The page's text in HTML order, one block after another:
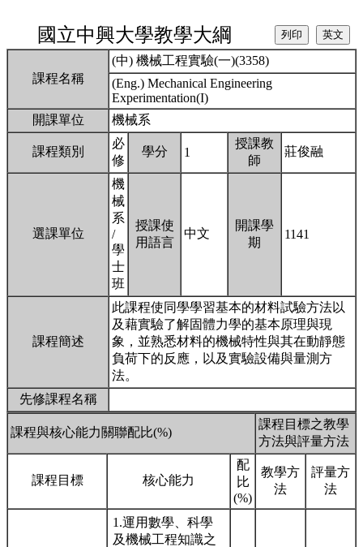
國立中興大學教學大綱
課程名稱
(中) 機械工程實驗(一)(3358)
(Eng.) Mechanical Engineering
Experimentation(I)
開課單位
機械系
課程類別
必
修
學分 1
授課教
師
莊俊融
選課單位
機
械
系
/
學
士
班
授課使
用語言
中文
開課學
期
1141
課程簡述
此課程使同學學習基本的材料試驗方法以
及藉實驗了解固體力學的基本原理與現
象，並熟悉材料的機械特性與其在動靜態
負荷下的反應，以及實驗設備與量測方
法。
先修課程名稱
課程與核心能力關聯配比(%)
課程目標之教學
方法與評量方法
課程目標 核心能力
配
比
(%)
教學方
法
評量方
法
1.運用數學、科學
及機械工程知識之